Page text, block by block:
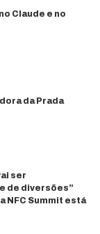
Claude e no
da Prada
ser
de diversões”
NFC Summit está